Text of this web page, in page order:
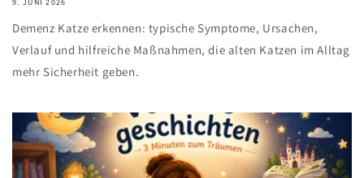
Demenz Katze erkennen: typische Symptome, Ursachen,
Verlauf und hilfreiche Maßnahmen, die alten Katzen im Alltag
mehr Sicherheit geben.